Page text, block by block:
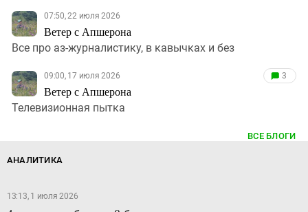
07:50, 22 июля 2026
Ветер с Апшерона
Все про аз-журналистику, в кавычках и без
09:00, 17 июля 2026
Ветер с Апшерона
3
Телевизионная пытка
ВСЕ БЛОГИ
АНАЛИТИКА
13:13, 1 июля 2026